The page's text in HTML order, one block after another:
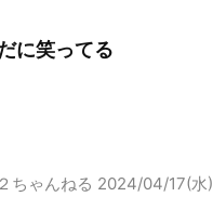
に笑ってる
ちゃんねる 2024/04/17(水